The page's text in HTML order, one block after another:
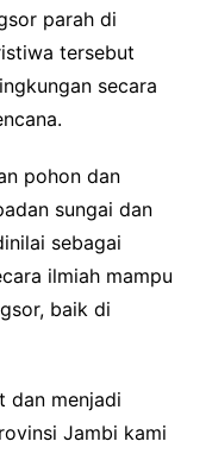
parah di
tersebut
secara
pohon dan
sungai dan
sebagai
ilmiah mampu
baik di
dan menjadi
Jambi kami